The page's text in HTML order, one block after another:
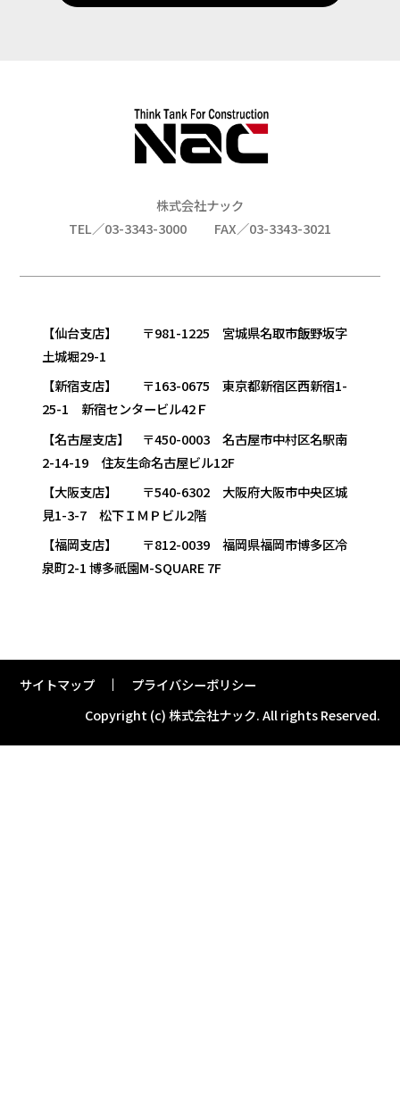
株式会社ナック
TEL／03-3343-3000
FAX／03-3343-3021
【仙台支店】 〒981-1225 宮城県名取市飯野坂字
土城堀29-1
【新宿支店】 〒163-0675 東京都新宿区西新宿1-
25-1 新宿センタービル42Ｆ
【名古屋支店】 〒450-0003 名古屋市中村区名駅南
2-14-19 住友生命名古屋ビル12F
【大阪支店】 〒540-6302 大阪府大阪市中央区城
見1-3-7 松下ＩＭＰビル2階
【福岡支店】 〒812-0039 福岡県福岡市博多区冷
泉町2-1 博多祇園M-SQUARE 7F
サイトマップ
プライバシーポリシー
Copyright (c) 株式会社ナック.All rights Reserved.